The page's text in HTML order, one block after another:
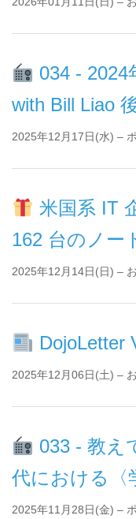
034 - 2024
with Bill Liao
2025年12月17日(水) –
米国系 IT
162 台のノー
2025年12月14日(日) –
DojoLetter
2025年12月06日(土) –
033 - 教え
代における〈
2025年11月28日(金) –